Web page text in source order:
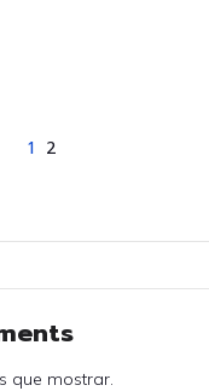
1 2
que mostrar.